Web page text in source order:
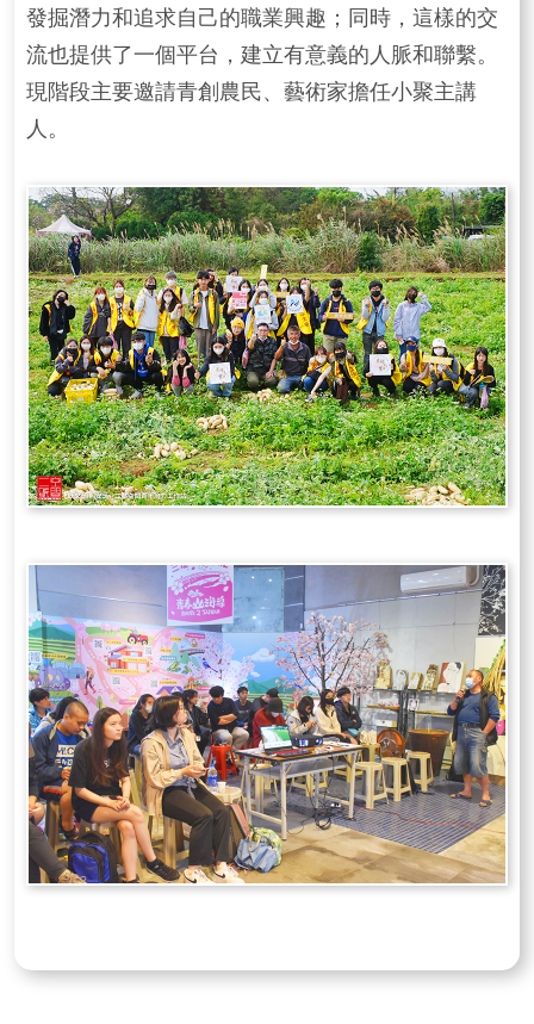
發掘潛力和追求自己的職業興趣；同時，這樣的交
流也提供了一個平台，建立有意義的人脈和聯繫。
現階段主要邀請青創農民、藝術家擔任小聚主講
人。